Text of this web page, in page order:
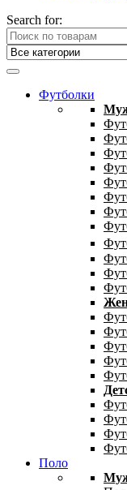
Search for:
Футболки
Поло